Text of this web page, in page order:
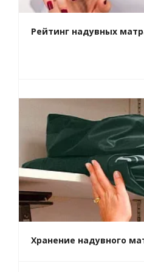
Рейтинг надувных
Хранение надувного